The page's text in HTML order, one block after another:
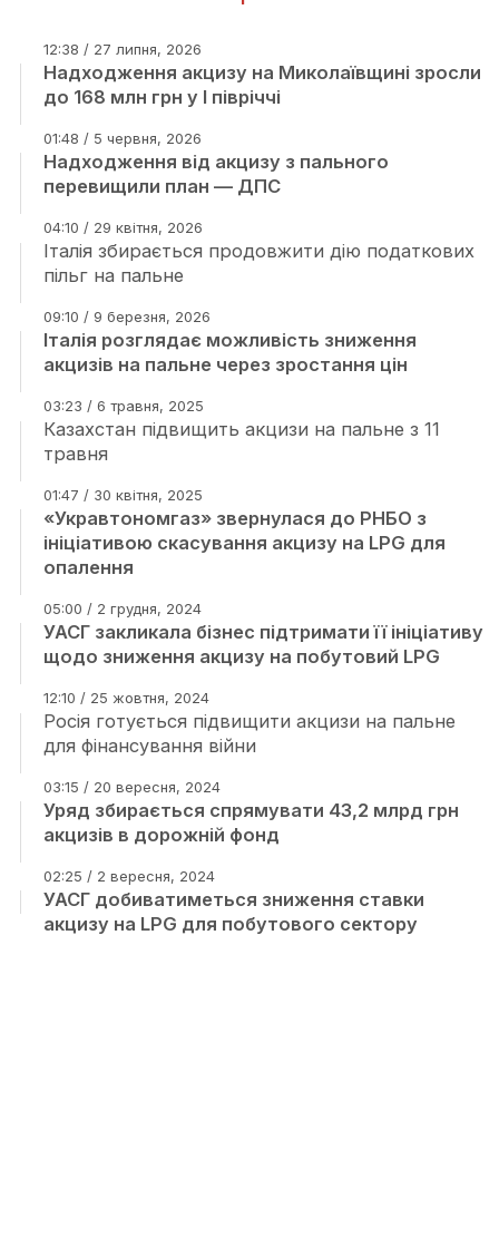
12:38 / 27 липня, 2026
Надходження акцизу на Миколаївщині зросли
до 168 млн грн у І півріччі
01:48 / 5 червня, 2026
Надходження від акцизу з пального
перевищили план — ДПС
04:10 / 29 квітня, 2026
Італія збирається продовжити дію податкових
пільг на пальне
09:10 / 9 березня, 2026
Італія розглядає можливість зниження
акцизів на пальне через зростання цін
03:23 / 6 травня, 2025
Казахстан підвищить акцизи на пальне з 11
травня
01:47 / 30 квітня, 2025
«Укравтономгаз» звернулася до РНБО з
ініціативою скасування акцизу на LPG для
опалення
05:00 / 2 грудня, 2024
УАСГ закликала бізнес підтримати її ініціативу
щодо зниження акцизу на побутовий LPG
12:10 / 25 жовтня, 2024
Росія готується підвищити акцизи на пальне
для фінансування війни
03:15 / 20 вересня, 2024
Уряд збирається спрямувати 43,2 млрд грн
акцизів в дорожній фонд
02:25 / 2 вересня, 2024
УАСГ добиватиметься зниження ставки
акцизу на LPG для побутового сектору